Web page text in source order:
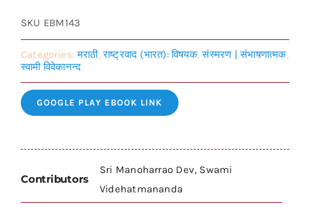
SKU EBM143
Categories:मराठी,राष्ट्रवाद (भारत): विषयक,संस्मरण | संभाषणात्मक,
स्वामी विवेकानन्द
GOOGLE PLAY EBOOK LINK
Contributors
Sri Manoharrao Dev, Swami
Videhatmananda